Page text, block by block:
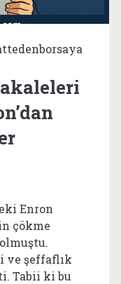
Enron
çökme
ve şeffaflık
Tabii ki bu